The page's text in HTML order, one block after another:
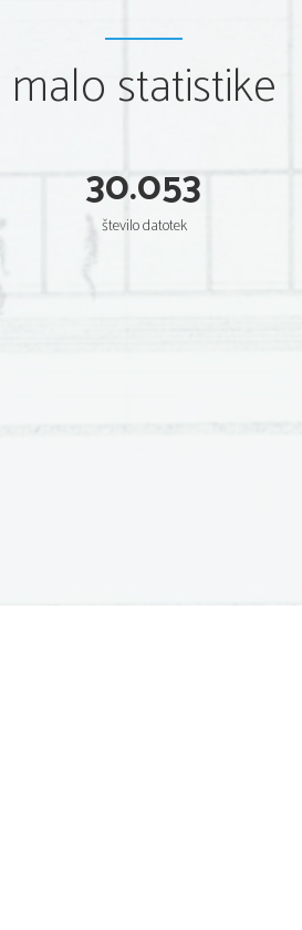
malo statistike
30.053
število datotek